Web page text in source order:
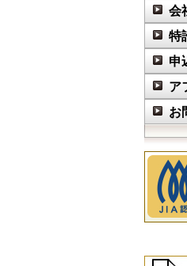
会
特
申
ア
お